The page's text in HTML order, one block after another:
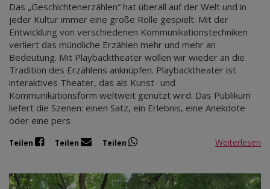
Das „Geschichtenerzählen“ hat überall auf der Welt und in
jeder Kultur immer eine große Rolle gespielt. Mit der
Entwicklung von verschiedenen Kommunikationstechniken
verliert das mündliche Erzählen mehr und mehr an
Bedeutung. Mit Playbacktheater wollen wir wieder an die
Tradition des Erzählens anknüpfen. Playbacktheater ist
interaktives Theater, das als Kunst- und
Kommunikationsform weltweit genutzt wird. Das Publikum
liefert die Szenen: einen Satz, ein Erlebnis, eine Anekdote
oder eine pers
Teilen Teilen Teilen Weiterlesen